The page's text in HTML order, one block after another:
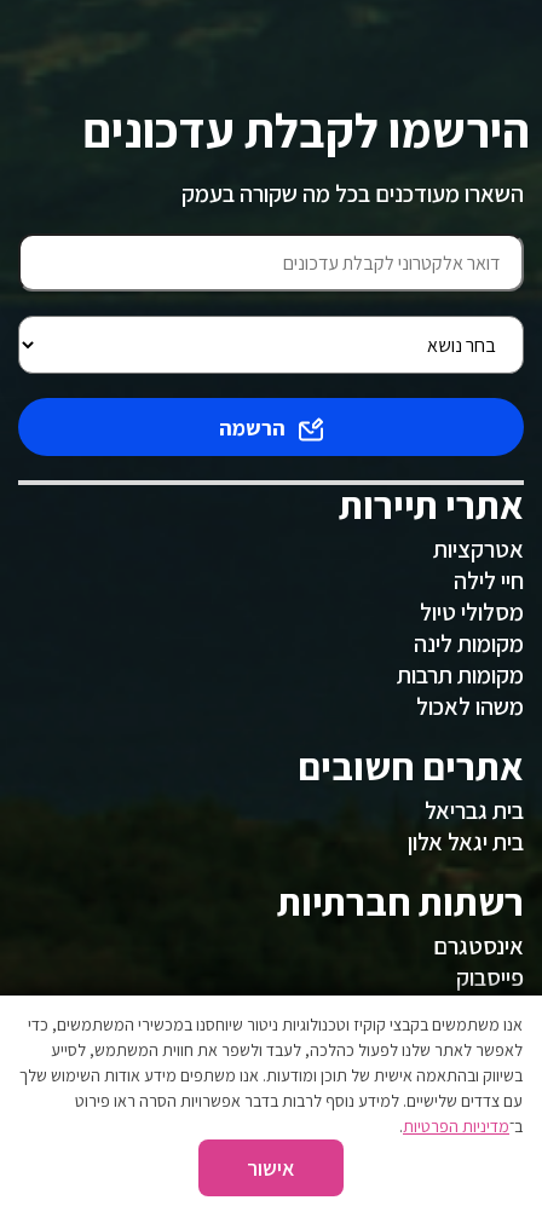
הירשמו לקבלת עדכונים
השארו מעודכנים בכל מה שקורה בעמק
הרשמה
אתרי תיירות
אטרקציות
חיי לילה
מסלולי טיול
מקומות לינה
מקומות תרבות
משהו לאכול
אתרים חשובים
בית גבריאל
בית יגאל אלון
רשתות חברתיות
אינסטגרם
פייסבוק
המועצה
אגפי המועצה
הצהרת נגישות
אנו משתמשים בקבצי קוקיז וטכנולוגיות ניטור שיוחסנו במכשירי המשתמשים, כדי
לאפשר לאתר שלנו לפעול כהלכה, לעבד ולשפר את חווית המשתמש, לסייע
בשיווק ובהתאמה אישית של תוכן ומודעות. אנו משתפים מידע אודות השימוש שלך
עם צדדים שלישיים. למידע נוסף לרבות בדבר אפשרויות הסרה ראו פירוט
ב־מדיניות הפרטיות.
אישור